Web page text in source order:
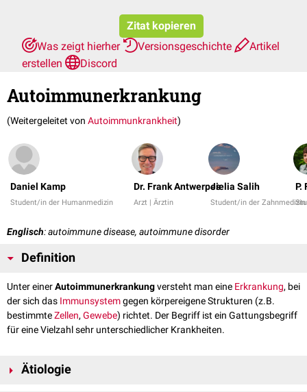
Zitat kopieren
Was zeigt hierher
Versionsgeschichte
Artikel
erstellen
Discord
Autoimmunerkrankung
(Weitergeleitet von Autoimmunkrankheit)
Daniel Kamp
Student/in der Humanmedizin
Dr. Frank Antwerpes
Arzt | Ärztin
Jielia Salih
Student/in der Zahnmedizin
P.
Englisch: autoimmune disease, autoimmune disorder
Definition
Unter einerAutoimmunerkrankungversteht man eine Erkrankung, bei
der sich das Immunsystemgegen körpereigene Strukturen (z.B.
bestimmteZellen, Gewebe) richtet. Der Begriff ist ein Gattungsbegriff
für eine Vielzahl sehr unterschiedlicher Krankheiten.
Ätiologie